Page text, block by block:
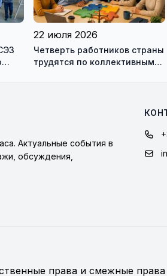
22 июля 2026
Четверть работников страны
трудятся по коллективным
Актуальные события в
обсуждения,
права и смежные